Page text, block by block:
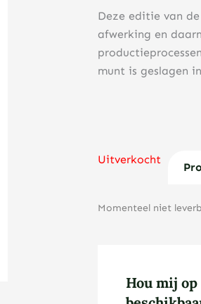
Deze editie van
afwerking en
munt is geslagen
Uitverkocht
Momenteel niet
Hou mij